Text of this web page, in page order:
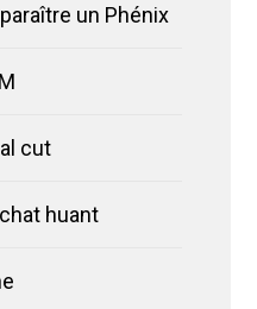
un Phénix
cut
huant